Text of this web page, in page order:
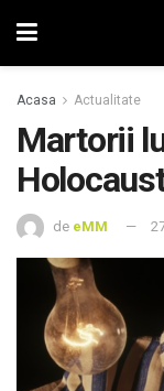
Acasa Actualitate
Martorii
de eMM